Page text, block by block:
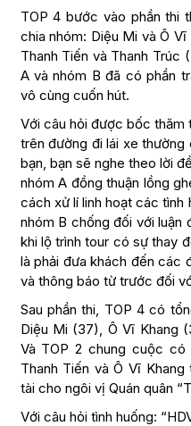
TOP 4 bước vào phần thi
chia nhóm: Diệu Mi và Ô
Thanh Tiến và Thanh Trúc
A và nhóm B đã có phần
vô cùng cuốn hút.
Với câu hỏi được bốc thăm
trên đường đi lái xe
bạn, bạn sẽ nghe theo lời
nhóm A đồng thuận lồng
cách xử lí linh hoạt các tình
nhóm B chống đối với luận
khi lộ trình tour có sự thay
là phải đưa khách đến các
và thông báo từ trước đối
Sau phần thi, TOP 4 có
Diệu Mi (37), Ô Vĩ Khang
Và TOP 2 chung cuộc
Thanh Tiến và Ô Vĩ
tài cho ngôi vị Quán quân
Với câu hỏi tình huống: